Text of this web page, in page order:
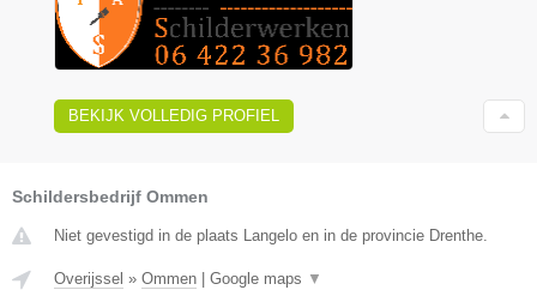
BEKIJK VOLLEDIG PROFIEL
Schildersbedrijf Ommen
Niet gevestigd in de plaats Langelo en in de provincie Drenthe.
Overijssel » Ommen | Google maps ▼